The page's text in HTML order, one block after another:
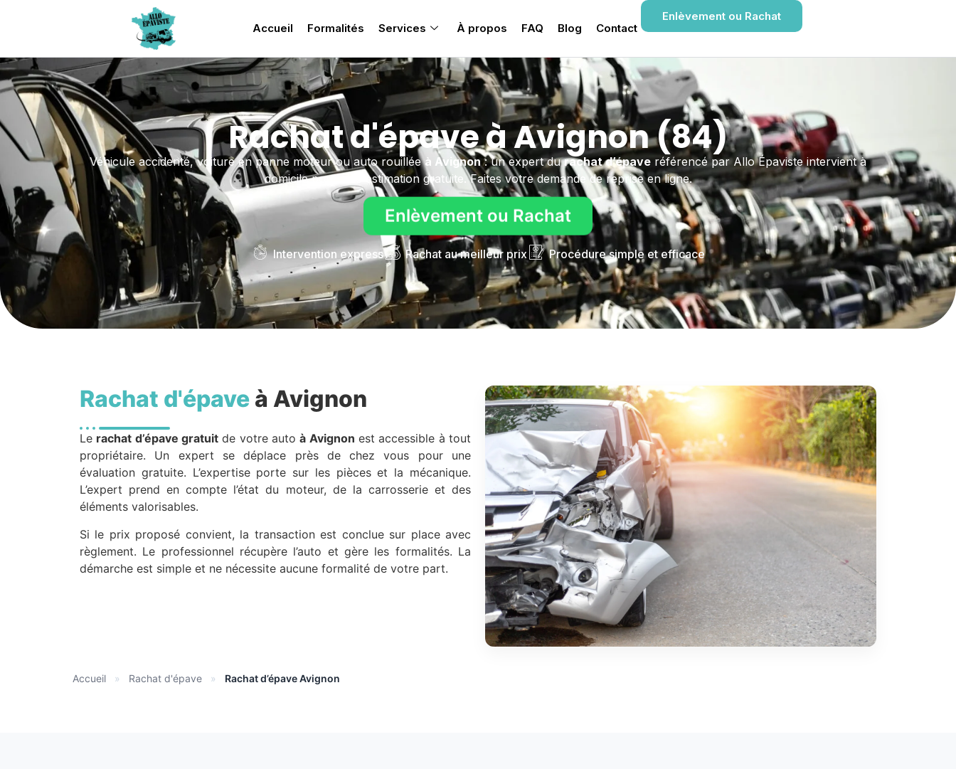
Accueil Formalités Services À propos FAQ Blog Contact
Enlèvement ou Rachat
Rachat d'épave à Avignon (84)
Véhicule accidenté, voiture en panne moteur ou auto rouilléeà Avignon: un expert durachat d’épave référencé par Allo Épaviste intervient à
domicile pour une estimation gratuite. Faites votre demande de reprise en ligne.
Enlèvement ou Rachat
Intervention express Rachat au meilleur prix Procédure simple et efficace
Rachat d'épave à Avignon
Le rachat d’épave gratuit de votre autoà Avignon est accessible à tout
propriétaire. Un expert se déplace près de chez vous pour une
évaluation gratuite. L’expertise porte sur les pièces et la mécanique.
L’expert prend en compte l’état du moteur, de la carrosserie et des
éléments valorisables.
Si le prix proposé convient, la transaction est conclue sur place avec
règlement. Le professionnel récupère l’auto et gère les formalités. La
démarche est simple et ne nécessite aucune formalité de votre part.
Accueil » Rachat d'épave » Rachat d’épave Avignon